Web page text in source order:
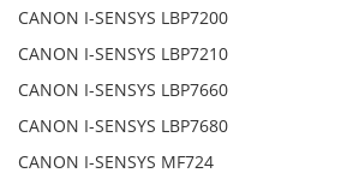
CANON I-SENSYS LBP7200
CANON I-SENSYS LBP7210
CANON I-SENSYS LBP7660
CANON I-SENSYS LBP7680
CANON I-SENSYS MF724